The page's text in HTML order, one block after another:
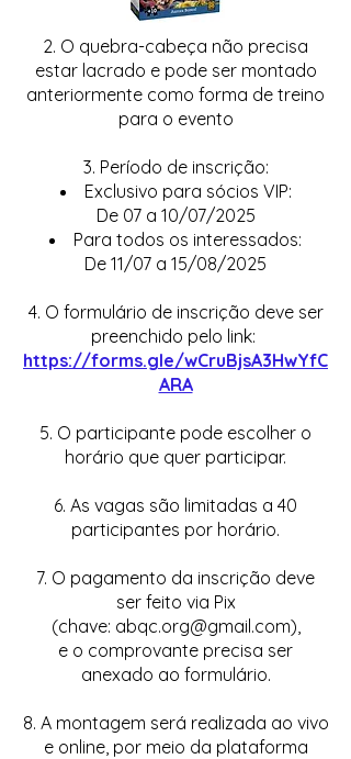
2. O quebra-cabeça não precisa
estar lacrado e pode ser montado
anteriormente como forma de treino
para o evento
3. Período de inscrição:
Exclusivo para sócios VIP:
De 07 a 10/07/2025
Para todos os interessados:
De 11/07 a 15/08/2025
4. O formulário de inscrição deve ser
preenchido pelo link:
https://forms.gle/wCruBjsA3HwYfC
ARA
5. O participante pode escolher o
horário que quer participar.
6. As vagas são limitadas a 40
participantes por horário.
7. O pagamento da inscrição deve
ser feito via Pix
(chave: abqc.org@gmail.com),
e o comprovante precisa ser
anexado ao formulário.
8. A montagem será realizada ao vivo
e online, por meio da plataforma